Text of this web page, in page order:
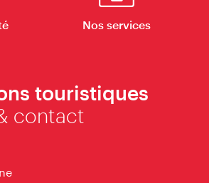
Nos services
touristiques
contact